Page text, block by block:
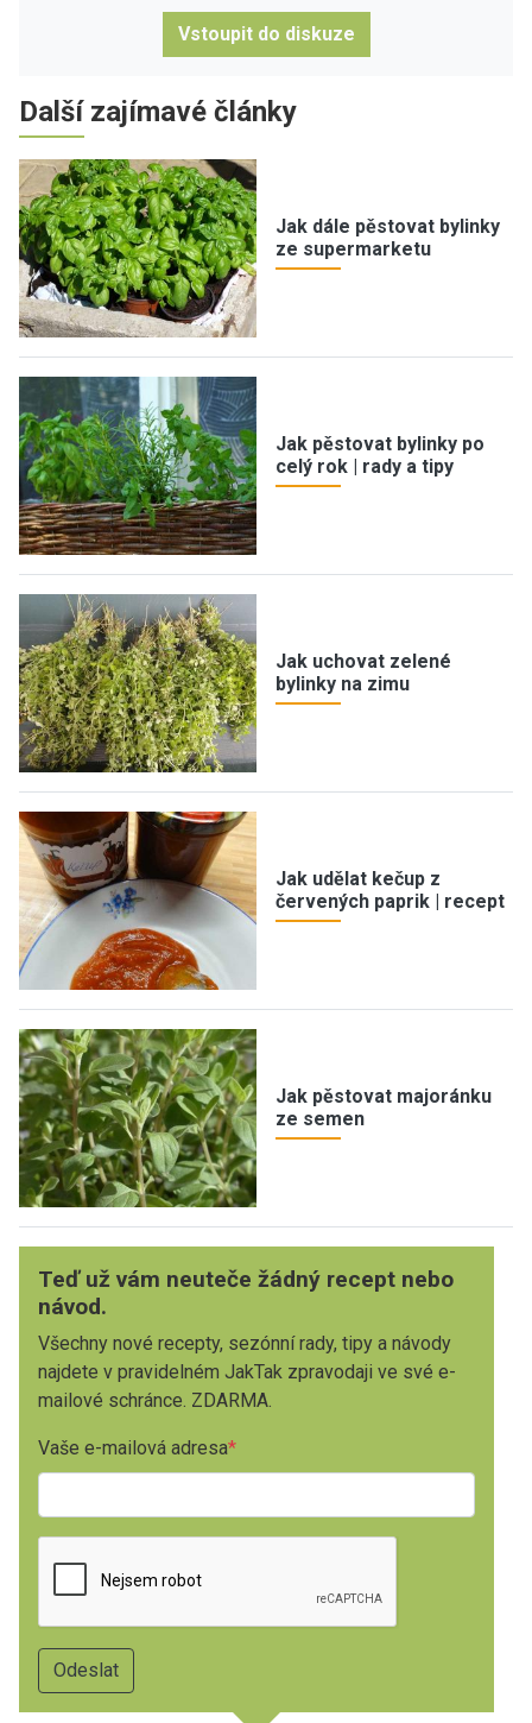
Vstoupit do diskuze
Další zajímavé články
Jak dále pěstovat bylinky
ze supermarketu
Jak pěstovat bylinky po
celý rok | rady a tipy
Jak uchovat zelené
bylinky na zimu
Jak udělat kečup z
červených paprik | recept
Jak pěstovat majoránku
ze semen
Teď už vám neuteče žádný recept nebo
návod.
Všechny nové recepty, sezónní rady, tipy a návody
najdete v pravidelném JakTak zpravodaji ve své e-
mailové schránce. ZDARMA.
Vaše e-mailová adresa